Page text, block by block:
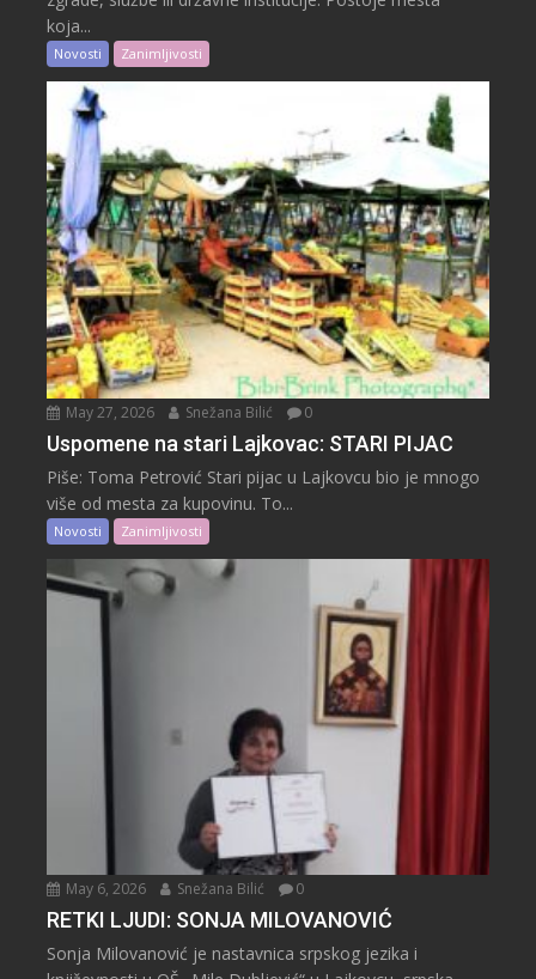
koja...
Novosti Zanimljivosti
May 27, 2026 Snežana Bilić 0
Uspomene na stari Lajkovac: STARI PIJAC
Piše: Toma Petrović Stari pijac u Lajkovcu bio je mnogo
više od mesta za kupovinu. To...
Novosti Zanimljivosti
May 6, 2026 Snežana Bilić 0
RETKI LJUDI: SONJA MILOVANOVIĆ
Sonja Milovanović je nastavnica srpskog jezika i